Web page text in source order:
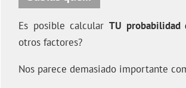
Es posible calcular TU probabilidad
otros factores?
Nos parece demasiado importante